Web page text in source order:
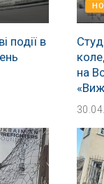
події в
на